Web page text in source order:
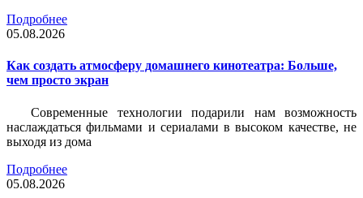
Подробнее
05.08.2026
Как создать атмосферу домашнего кинотеатра: Больше,
чем просто экран
Современные технологии подарили нам возможность
наслаждаться фильмами и сериалами в высоком качестве, не
выходя из дома
Подробнее
05.08.2026